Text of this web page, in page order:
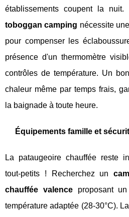
établissements coupent la nuit.
toboggan camping nécessite
pour compenser les
présence d'un thermomètre
contrôles de température. Un
chaleur même par temps frais,
la baignade à toute heure.
Équipements famille et
La pataugeoire chauffée reste
tout-petits ! Recherchez un
chauffée valenceproposant un
température adaptée (28-30°C).